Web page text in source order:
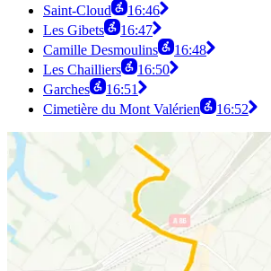
Saint-Cloud
16:46
Les Gibets
16:47
Camille Desmoulins
16:48
Les Chailliers
16:50
Garches
16:51
Cimetière du Mont Valérien
16:52